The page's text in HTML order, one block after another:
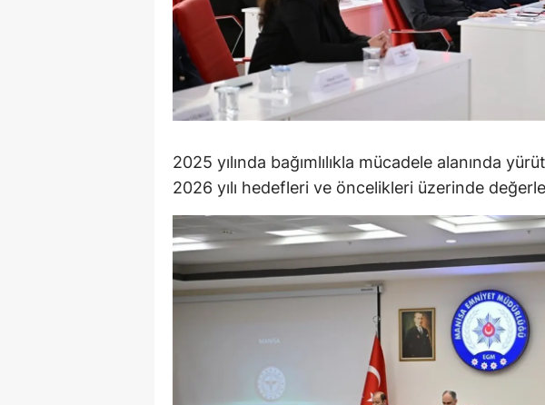
Kütahya
Malatya
Manisa
Kahramanmaraş
Mardin
Muğla
Muş
Nevşehir
Niğde
2025 yılında bağımlılıkla mücadele alanında
2026 yılı hedefleri ve öncelikleri üzerinde